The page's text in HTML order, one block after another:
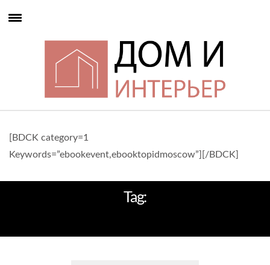
[BDCK category=1
Keywords=”ebookevent,ebooktopidmoscow”][/BDCK]
Tag: